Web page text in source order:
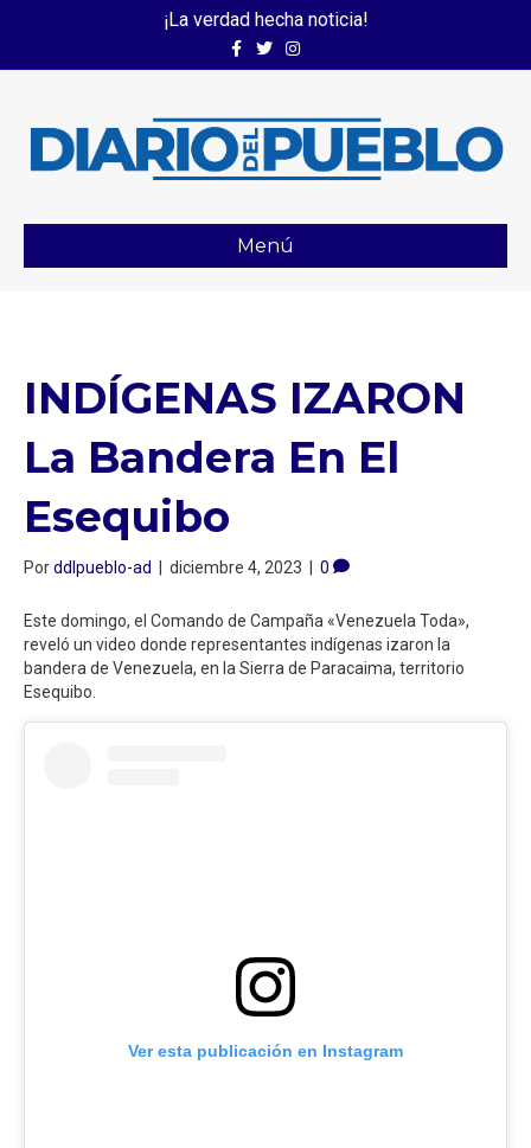
¡La verdad hecha noticia!
FacebookTwitterInstagram
Menú
INDÍGENAS IZARON
La Bandera En El
Esequibo
Porddlpueblo-ad | diciembre 4, 2023 | 0
Este domingo, el Comando de Campaña «Venezuela Toda»,
reveló un video donde representantes indígenas izaron la
bandera de Venezuela, en la Sierra de Paracaima, territorio
Esequibo.
Ver esta publicación en Instagram